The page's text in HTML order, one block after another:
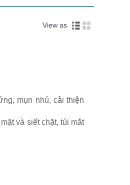
View as
mụn nhú, cải thiện
và siết chặt, túi mắt